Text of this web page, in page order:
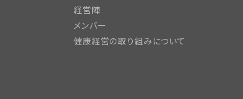
経営陣
メンバー
健康経営の取り組みについて